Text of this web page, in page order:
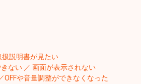
説明書が見たい
ない ／ 画面が表示されない
や音量調整ができなくなった